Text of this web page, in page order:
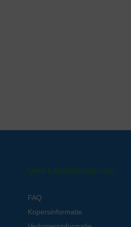
Over LabMakelaar.com
FAQ
Kopersinformatie